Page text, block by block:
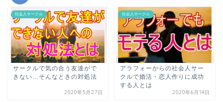
社会人サークル
サークルで気の合う友達がで
きない…そんなときの対処法
2020年5月27日
社会人サークル
アラフォーからの社会人サー
クルで婚活・恋人作りに成功
する人とは
2020年6月14日